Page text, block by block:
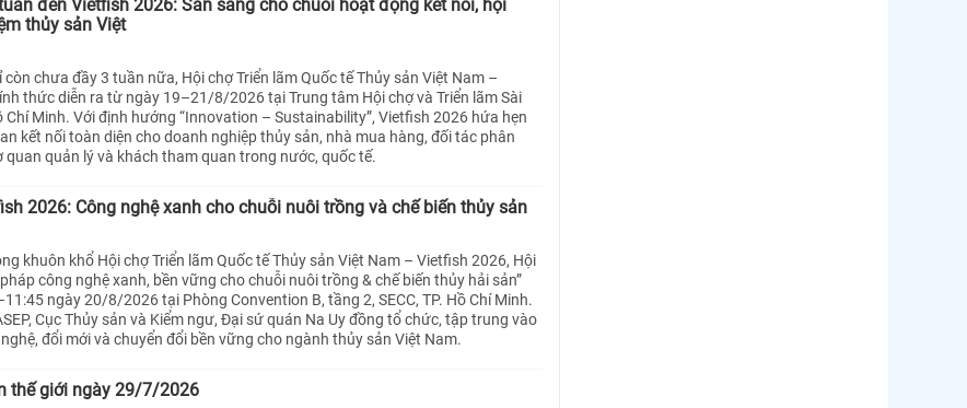
đến Vietfish 2026: Sẵn sàng cho chuỗi hoạt động kết nối, hội
thủy sản Việt
chưa đầy 3 tuần nữa, Hội chợ Triển lãm Quốc tế Thủy sản Việt Nam –
thức diễn ra từ ngày 19–21/8/2026 tại Trung tâm Hội chợ và Triển lãm Sài
Chí Minh. Với định hướng “Innovation – Sustainability”, Vietfish 2026 hứa hẹn
kết nối toàn diện cho doanh nghiệp thủy sản, nhà mua hàng, đối tác phân
quan quản lý và khách tham quan trong nước, quốc tế.
2026: Công nghệ xanh cho chuỗi nuôi trồng và chế biến thủy sản
khuôn khổ Hội chợ Triển lãm Quốc tế Thủy sản Việt Nam – Vietfish 2026, Hội
công nghệ xanh, bền vững cho chuỗi nuôi trồng & chế biến thủy hải sản”
ngày 20/8/2026 tại Phòng Convention B, tầng 2, SECC, TP. Hồ Chí Minh.
Cục Thủy sản và Kiểm ngư, Đại sứ quán Na Uy đồng tổ chức, tập trung vào
đổi mới và chuyển đổi bền vững cho ngành thủy sản Việt Nam.
thế giới ngày 29/7/2026